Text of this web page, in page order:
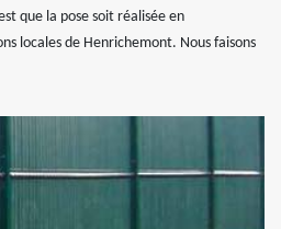
que la pose soit réalisée en
locales de Henrichemont. Nous faisons